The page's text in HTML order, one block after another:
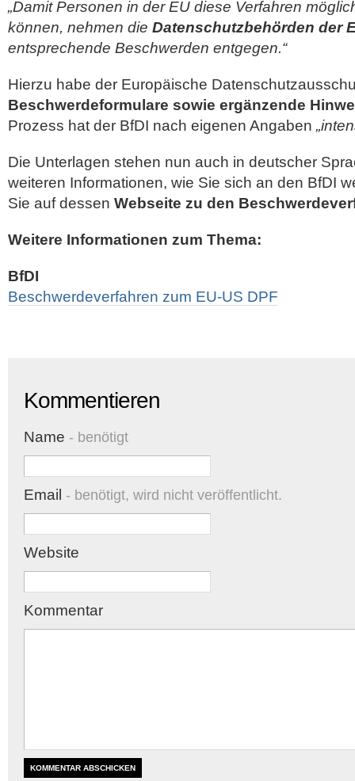
„Damit Personen in der EU diese Verfahren
können, nehmen die Datenschutzbehörden der
entsprechende Beschwerden entgegen.“
Hierzu habe der Europäische
Beschwerdeformulare sowie ergänzende
Prozess hat der BfDI nach eigenen Angaben
Die Unterlagen stehen nun auch in deutscher
weiteren Informationen, wie Sie sich an den BfDI
Sie auf dessen Webseite zu den
Weitere Informationen zum Thema:
BfDI
Beschwerdeverfahren zum EU‐US DPF
Kommentieren
Name - benötigt
Email - benötigt, wird nicht veröffentlicht.
Website
Kommentar